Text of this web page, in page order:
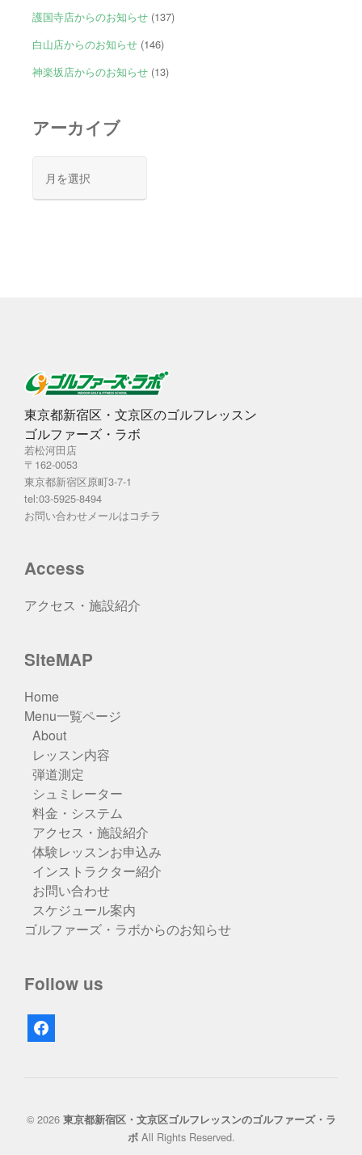
護国寺店からのお知らせ(137)
白山店からのお知らせ(146)
神楽坂店からのお知らせ(13)
アーカイブ
カ
東京都新宿区・文京区のゴルフレッスン
ゴルファーズ・ラボ
若松河田店
〒162-0053
東京都新宿区原町3-7-1
tel:03-5925-8494
お問い合わせメールはコチラ
Access
アクセス・施設紹介
SiteMAP
Home
Menu一覧ページ
About
レッスン内容
弾道測定
シュミレーター
料金・システム
アクセス・施設紹介
体験レッスンお申込み
インストラクター紹介
お問い合わせ
スケジュール案内
ゴルファーズ・ラボからのお知らせ
Follow us
facebook
© 2026 東京都新宿区・文京区ゴルフレッスンのゴルファーズ・ラ
ボAll Rights Reserved.